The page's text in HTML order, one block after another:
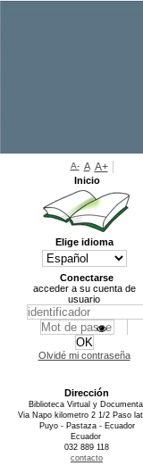
A- A A+
Inicio
Elige idioma
Conectarse
acceder a su cuenta de
usuario
Olvidé mi contraseña
Dirección
Biblioteca Virtual y Documental
Via Napo kilometro 2 1/2 Paso
Puyo - Pastaza - Ecuador
Ecuador
032 889 118
contacto